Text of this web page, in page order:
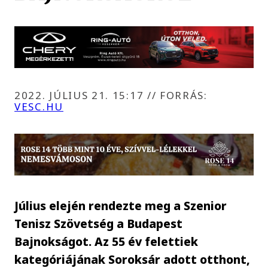
2022. JÚLIUS 21. 15:17 // FORRÁS:
VESC.HU
Július elején rendezte meg a Szenior
Tenisz Szövetség a Budapest
Bajnokságot. Az 55 év felettiek
kategóriájának Soroksár adott otthont,